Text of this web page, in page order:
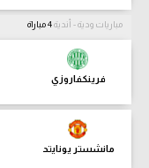
مباريات ودية - أندية
فرينكفاروزي
مانشستر يونايتد